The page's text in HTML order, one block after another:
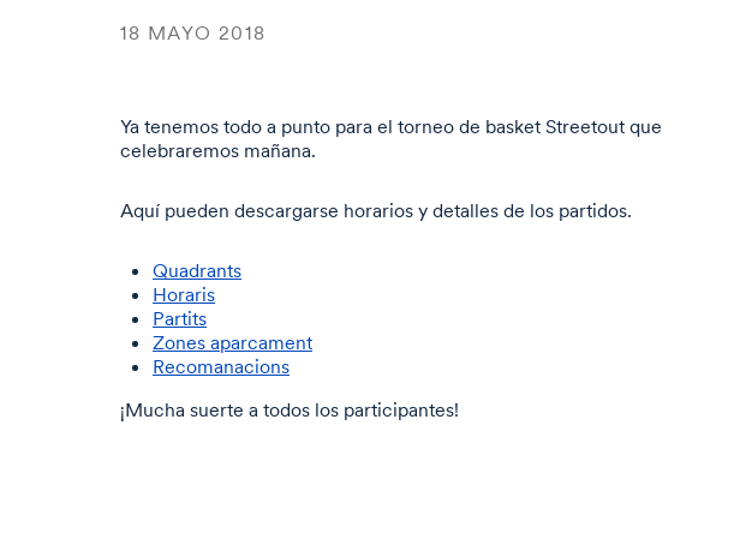
18 MAYO 2018
Ya tenemos todo a punto para el torneo de basket Streetout que
celebraremos mañana.
Aquí pueden descargarse horarios y detalles de los partidos.
Quadrants
Horaris
Partits
Zones aparcament
Recomanacions
¡Mucha suerte a todos los participantes!